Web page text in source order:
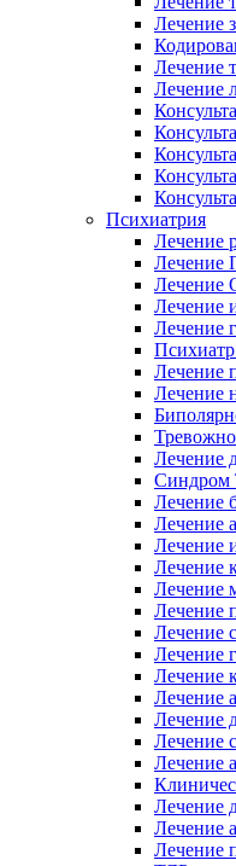
Лечение
Лечение
Лечение
Психиатрия
Лечение
Лечение
Лечение
Лечение
Лечение
Лечение
Лечение
Лечение
Синдром
Лечение
Лечение
Лечение
Лечение
Лечение
Лечение
Лечение
Лечение
Лечение
Лечение
Лечение
Лечение
Лечение
Лечение
Лечение
Лечение